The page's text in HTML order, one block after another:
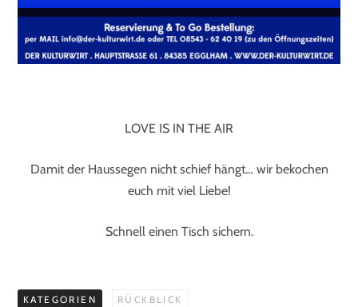
LOVE IS IN THE AIR
Damit der Haussegen nicht schief hängt… wir bekochen
euch mit viel Liebe!
Schnell einen Tisch sichern.
KATEGORIEN RÜCKBLICK